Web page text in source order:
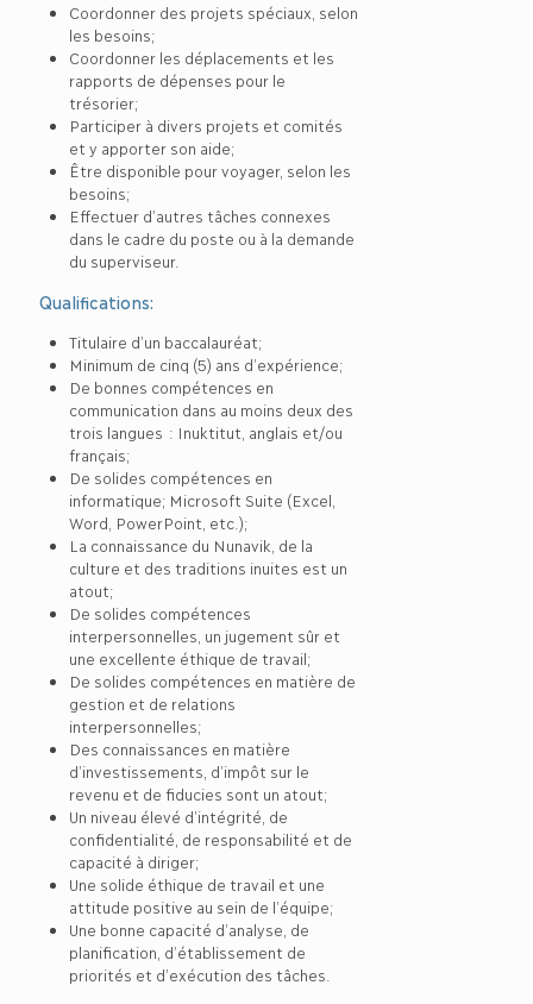
Coordonner des projets spéciaux, selon
les besoins;
Coordonner les déplacements et les
rapports de dépenses pour le
trésorier;
Participer à divers projets et comités
et y apporter son aide;
Être disponible pour voyager, selon les
besoins;
Effectuer d’autres tâches connexes
dans le cadre du poste ou à la demande
du superviseur.
Qualifications:
Titulaire d’un baccalauréat;
Minimum de cinq (5) ans d’expérience;
De bonnes compétences en
communication dans au moins deux des
trois langues : Inuktitut, anglais et/ou
français;
De solides compétences en
informatique; Microsoft Suite (Excel,
Word, PowerPoint, etc.);
La connaissance du Nunavik, de la
culture et des traditions inuites est un
atout;
De solides compétences
interpersonnelles, un jugement sûr et
une excellente éthique de travail;
De solides compétences en matière de
gestion et de relations
interpersonnelles;
Des connaissances en matière
d’investissements, d’impôt sur le
revenu et de fiducies sont un atout;
Un niveau élevé d’intégrité, de
confidentialité, de responsabilité et de
capacité à diriger;
Une solide éthique de travail et une
attitude positive au sein de l’équipe;
Une bonne capacité d’analyse, de
planification, d’établissement de
priorités et d’exécution des tâches.